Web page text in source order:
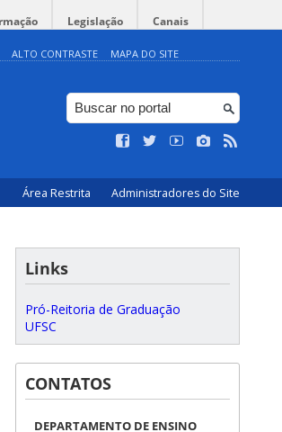
Legislação Canais
ALTO CONTRASTE MAPA DO SITE
Área Restrita Administradores do Site
Links
Pró-Reitoria de Graduação
UFSC
CONTATOS
DEPARTAMENTO DE ENSINO